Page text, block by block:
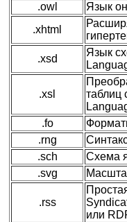
.owl
Язык
.xhtml
.xsd
Язык
.xsl
таблиц
.fo
.rng
.sch
Схема
.svg
.rss
или